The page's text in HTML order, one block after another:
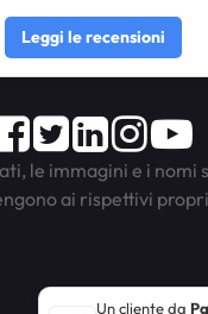
Un cliente da
Leggi le recensioni
Facebook
TwitterLinkedIn
le immagini e i nomi
ai rispettivi